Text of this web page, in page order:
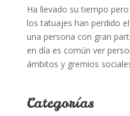
Ha llevado su tiempo
los tatuajes han perdido
una persona con gran
en día es común ver
ámbitos y gremios
Categorías